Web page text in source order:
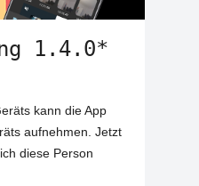
1.4.0*
kann die App
aufnehmen. Jetzt
diese Person